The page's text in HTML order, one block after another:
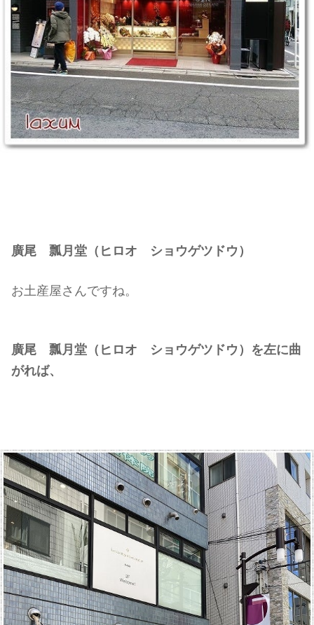
廣尾 瓢月堂（ヒロオ ショウゲツドウ）
お土産屋さんですね。
廣尾 瓢月堂（ヒロオ ショウゲツドウ）を左に曲
がれば、